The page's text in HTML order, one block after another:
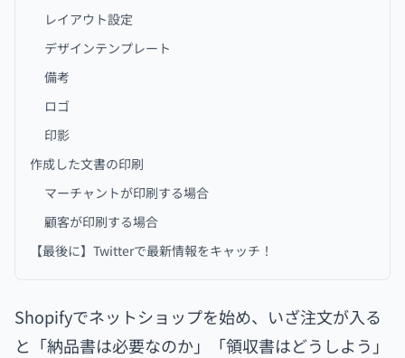
レイアウト設定
デザインテンプレート
備考
ロゴ
印影
作成した文書の印刷
マーチャントが印刷する場合
顧客が印刷する場合
【最後に】Twitterで最新情報をキャッチ！
Shopifyでネットショップを始め、いざ注文が入る
と「納品書は必要なのか」「領収書はどうしよう」